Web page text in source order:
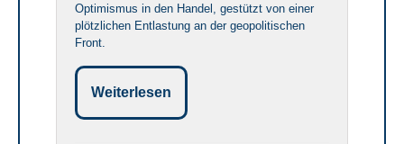
Optimismus in den Handel, gestützt von einer
plötzlichen Entlastung an der geopolitischen
Front.
Weiterlesen